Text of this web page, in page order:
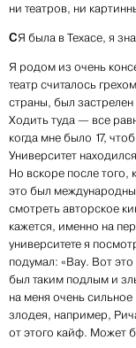
ни театров, ни
СЯ была в Техасе, я
Я родом из очень
театр считалось
страны, был
Ходить туда — все
когда мне было 17,
Университет
Но вскоре после того,
это был
смотреть авторское
кажется, именно на
университете я
подумал: «Вау. Вот
был таким подлым и
на меня очень
злодея, например,
от этого кайф. Может